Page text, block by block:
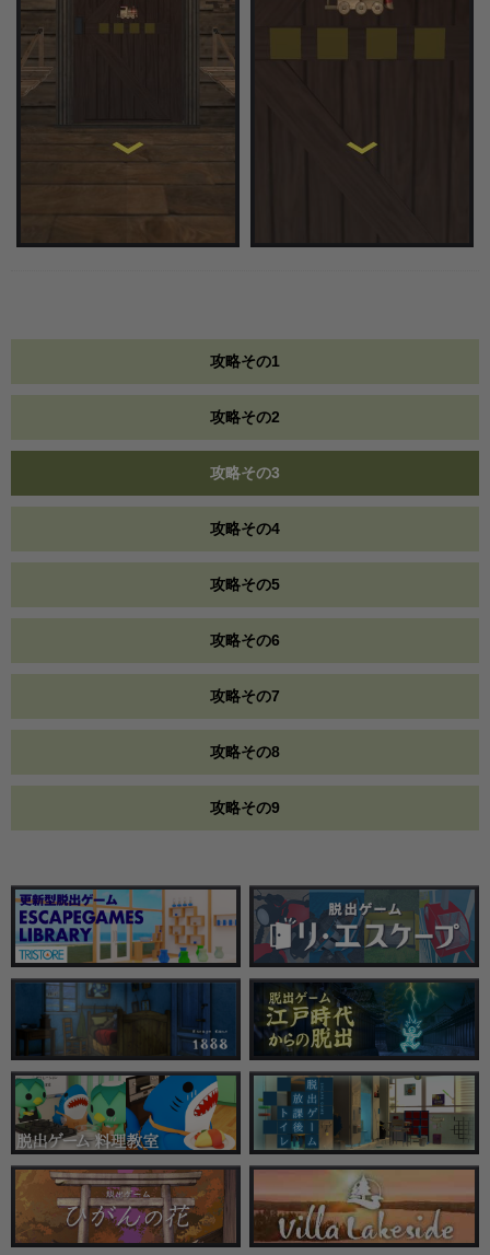
攻略その1
攻略その2
攻略その3
攻略その4
攻略その5
攻略その6
攻略その7
攻略その8
攻略その9